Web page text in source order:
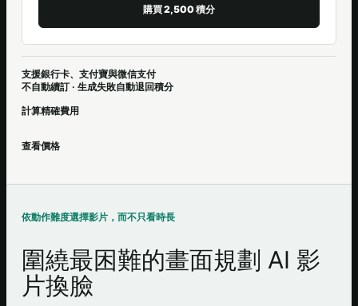
購買 2,500 積分
支援銀行卡、支付寶與微信支付
不自動續訂 · 生成失敗自動退回積分
計算精確費用
查看價格
依動作難度選擇影片，而不只看時長
圍繞最困難的畫面規劃 AI 影
片換臉